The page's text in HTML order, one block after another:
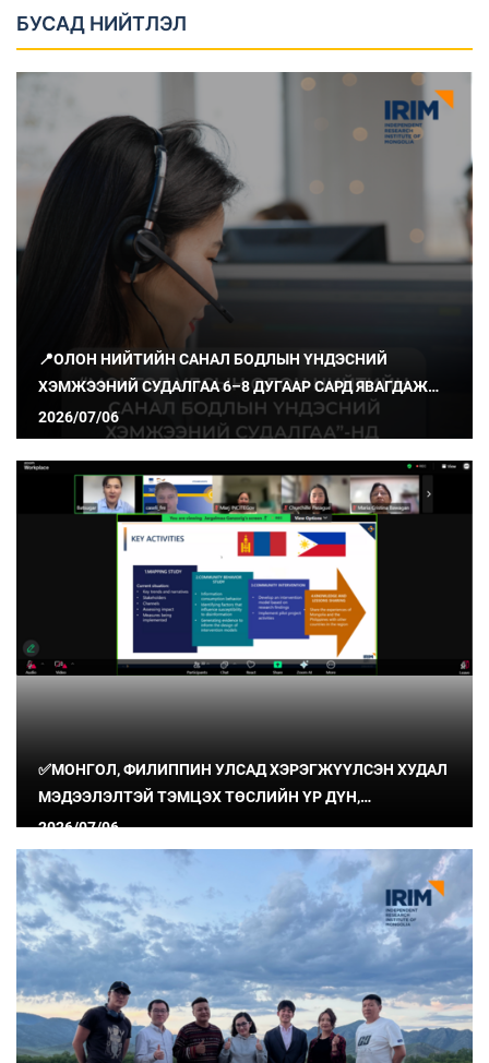
БУСАД НИЙТЛЭЛ
📍ОЛОН НИЙТИЙН САНАЛ БОДЛЫН ҮНДЭСНИЙ
ХЭМЖЭЭНИЙ СУДАЛГАА 6–8 ДУГААР САРД ЯВАГДАЖ
БАЙНА
2026/07/06
✅МОНГОЛ, ФИЛИППИН УЛСАД ХЭРЭГЖҮҮЛСЭН ХУДАЛ
МЭДЭЭЛЭЛТЭЙ ТЭМЦЭХ ТӨСЛИЙН ҮР ДҮН,
СУРГАМЖИЙГ ХУВААЛЦЛАА
2026/07/06